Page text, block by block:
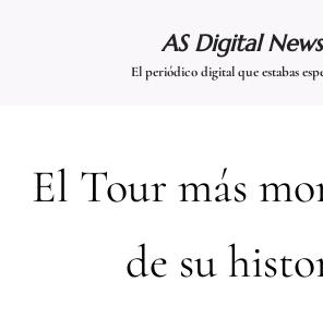
AS Digital
El periódico digital que estabas
El Tour más
de su